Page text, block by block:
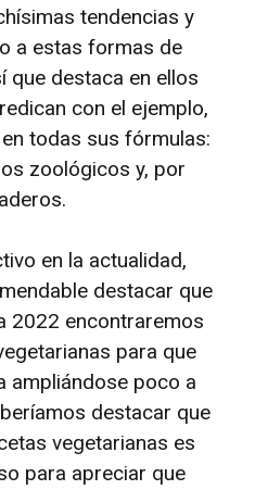
tendencias y
a estas formas de
que destaca en ellos
con el ejemplo,
todas sus fórmulas:
zoológicos y, por
en la actualidad,
destacar que
2022 encontraremos
para que
ampliándose poco a
destacar que
vegetarianas es
para apreciar que